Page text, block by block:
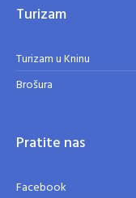
Turizam
Turizam u Kninu
Brošura
Pratite nas
Facebook